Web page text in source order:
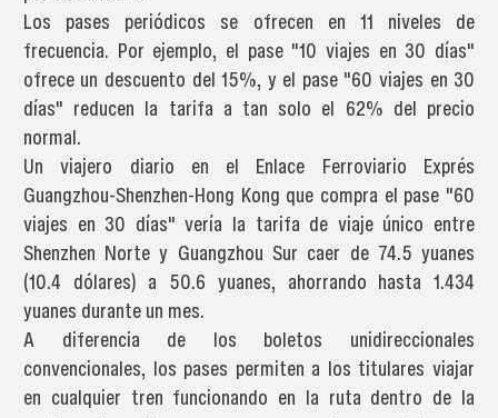
Los pases periódicos se ofrecen en 11 niveles de
frecuencia. Por ejemplo, el pase "10 viajes en 30 días"
ofrece un descuento del 15%, y el pase "60 viajes en 30
días" reducen la tarifa a tan solo el 62% del precio
normal.
Un viajero diario en el Enlace Ferroviario Exprés
Guangzhou-Shenzhen-Hong Kong que compra el pase "60
viajes en 30 días" vería la tarifa de viaje único entre
Shenzhen Norte y Guangzhou Sur caer de 74.5 yuanes
(10.4 dólares) a 50.6 yuanes, ahorrando hasta 1.434
yuanes durante un mes.
A diferencia de los boletos unidireccionales
convencionales, los pases permiten a los titulares viajar
en cualquier tren funcionando en la ruta dentro de la